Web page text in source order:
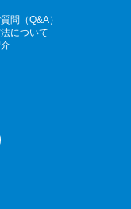
問（Q&A）
について